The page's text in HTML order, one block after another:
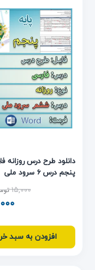
دانلود طرح درس روزانه
پنجم درس ۶ سرود ملی
۱۵,۰۰۰
افزودن به سبد